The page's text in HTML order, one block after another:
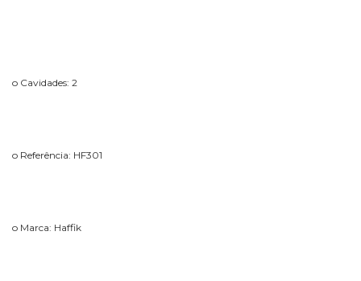
o Cavidades: 2
o Referência: HF301
o Marca: Haffik